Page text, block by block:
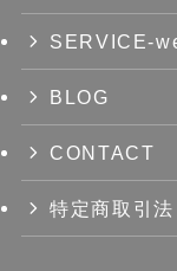
SERVICE-
BLOG
CONTACT
特定商取引法